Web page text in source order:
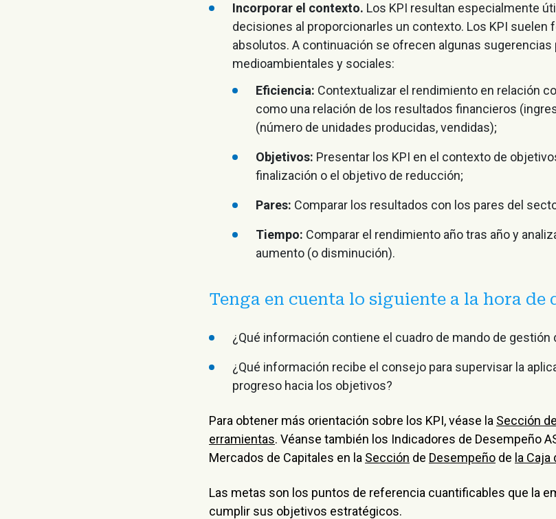
Incorporar el contexto. Los KPI resultan especialmente
decisiones al proporcionarles un contexto. Los KPI suelen
absolutos. A continuación se ofrecen algunas sugerencias
medioambientales y sociales:
Eficiencia: Contextualizar el rendimiento en relación
como una relación de los resultados financieros
(número de unidades producidas, vendidas);
Objetivos: Presentar los KPI en el contexto de
finalización o el objetivo de reducción;
Pares: Comparar los resultados con los pares del
Tiempo: Comparar el rendimiento año tras año y
aumento (o disminución).
Tenga en cuenta lo siguiente a la hora de
¿Qué información contiene el cuadro de mando de gestión
¿Qué información recibe el consejo para supervisar la
progreso hacia los objetivos?
Para obtener más orientación sobre los KPI, véase la Sección
erramientas. Véanse también los Indicadores de Desempeño
Mercados de Capitales en la Sección de Desempeño de la
Las metas son los puntos de referencia cuantificables que la
cumplir sus objetivos estratégicos.